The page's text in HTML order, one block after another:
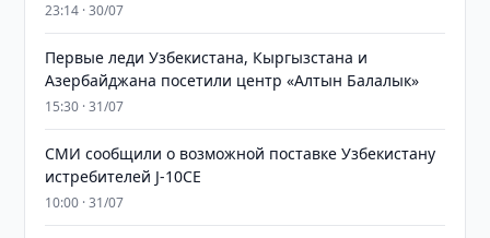
23:14 · 30/07
Первые леди Узбекистана, Кыргызстана и
Азербайджана посетили центр «Алтын Балалык»
15:30 · 31/07
СМИ сообщили о возможной поставке Узбекистану
истребителей J-10CE
10:00 · 31/07